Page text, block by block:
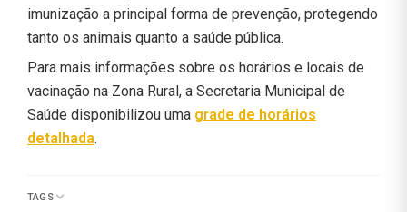
imunização a principal forma de prevenção, protegendo
tanto os animais quanto a saúde pública.
Para mais informações sobre os horários e locais de
vacinação na Zona Rural, a Secretaria Municipal de
Saúde disponibilizou uma grade de horários
detalhada.
TAGS